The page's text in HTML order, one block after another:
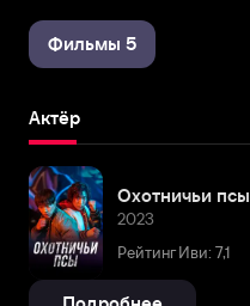
Фильмы 5
Актёр
Охотничьи псы
2023
Рейтинг Иви: 7,1